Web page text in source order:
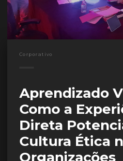
Corporativo
Aprendizado
Como a
Direta
Cultura Ética
Organizações